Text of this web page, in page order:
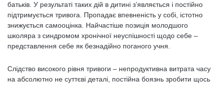
батьків. У результаті таких дій в дитині з’являється і постійно
підтримується тривога. Пропадає впевненість у собі, істотно
знижується самооцінка. Найчастіше позиція молодшого
школяра з синдромом хронічної неуспішності щодо себе –
представлення себе як безнадійно поганого учня.
Слідство високого рівня тривоги – непродуктивна витрата часу
на абсолютно не суттєві деталі, постійна боязнь зробити щось